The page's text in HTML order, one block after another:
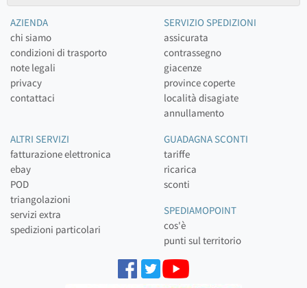
AZIENDA
chi siamo
condizioni di trasporto
note legali
privacy
contattaci
SERVIZIO SPEDIZIONI
assicurata
contrassegno
giacenze
province coperte
località disagiate
annullamento
ALTRI SERVIZI
fatturazione elettronica
ebay
POD
triangolazioni
servizi extra
spedizioni particolari
GUADAGNA SCONTI
tariffe
ricarica
sconti
SPEDIAMOPOINT
cos'è
punti sul territorio